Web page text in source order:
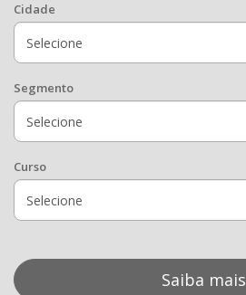
Cidade
Segmento
Curso
Saiba mais